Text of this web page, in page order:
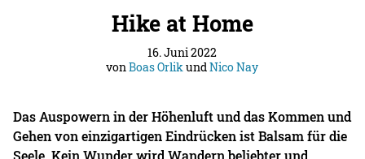
Hike at Home
16. Juni 2022
vonBoas OrlikundNico Nay
Das Auspowern in der Höhenluft und das Kommen und
Gehen von einzigartigen Eindrücken ist Balsam für die
Seele. Kein Wunder wird Wandern beliebter und